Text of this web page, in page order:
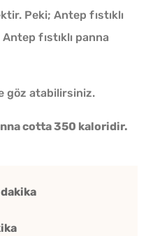
Peki; Antep fıstıklı
fıstıklı panna
göz atabilirsiniz.
cotta 350 kaloridir.